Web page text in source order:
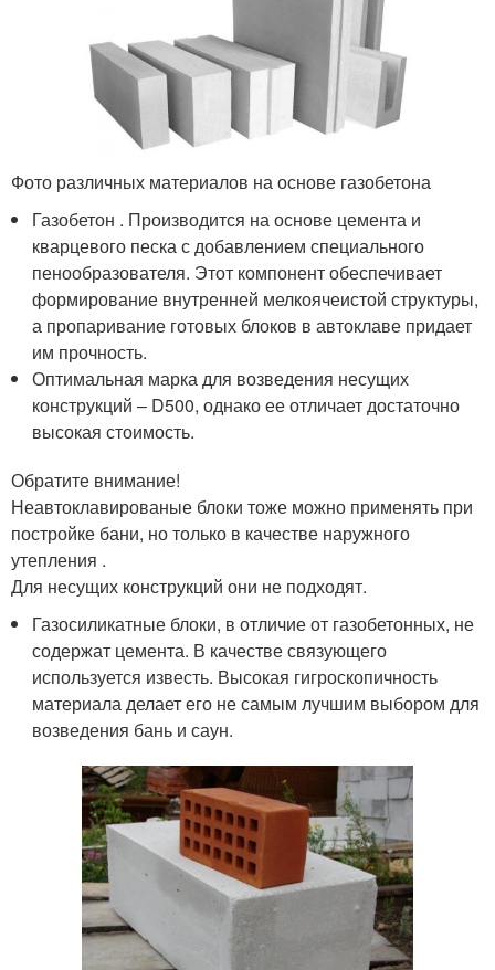
Фото различных материалов на основе газобетона
Газобетон . Производится на основе цемента и
кварцевого песка с добавлением специального
пенообразователя. Этот компонент обеспечивает
формирование внутренней мелкоячеистой структуры,
а пропаривание готовых блоков в автоклаве придает
им прочность.
Оптимальная марка для возведения несущих
конструкций – D500, однако ее отличает достаточно
высокая стоимость.
Обратите внимание!
Неавтоклавированые блоки тоже можно применять при
постройке бани, но только в качестве наружного
утепления .
Для несущих конструкций они не подходят.
Газосиликатные блоки, в отличие от газобетонных, не
содержат цемента. В качестве связующего
используется известь. Высокая гигроскопичность
материала делает его не самым лучшим выбором для
возведения бань и саун.